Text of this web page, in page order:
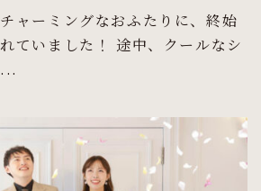
ャーミングなおふたりに、終始
ていました！ 途中、クールなシ